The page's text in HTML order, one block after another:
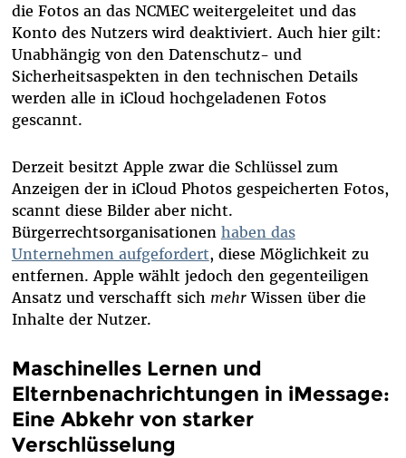
die Fotos an das NCMEC weitergeleitet und das
Konto des Nutzers wird deaktiviert. Auch hier gilt:
Unabhängig von den Datenschutz- und
Sicherheitsaspekten in den technischen Details
werden alle in iCloud hochgeladenen Fotos
gescannt.
Derzeit besitzt Apple zwar die Schlüssel zum
Anzeigen der in iCloud Photos gespeicherten Fotos,
scannt diese Bilder aber nicht.
Bürgerrechtsorganisationen haben das
Unternehmen aufgefordert, diese Möglichkeit zu
entfernen. Apple wählt jedoch den gegenteiligen
Ansatz und verschafft sich mehrWissen über die
Inhalte der Nutzer.
Maschinelles Lernen und
Elternbenachrichtungen in iMessage:
Eine Abkehr von starker
Verschlüsselung